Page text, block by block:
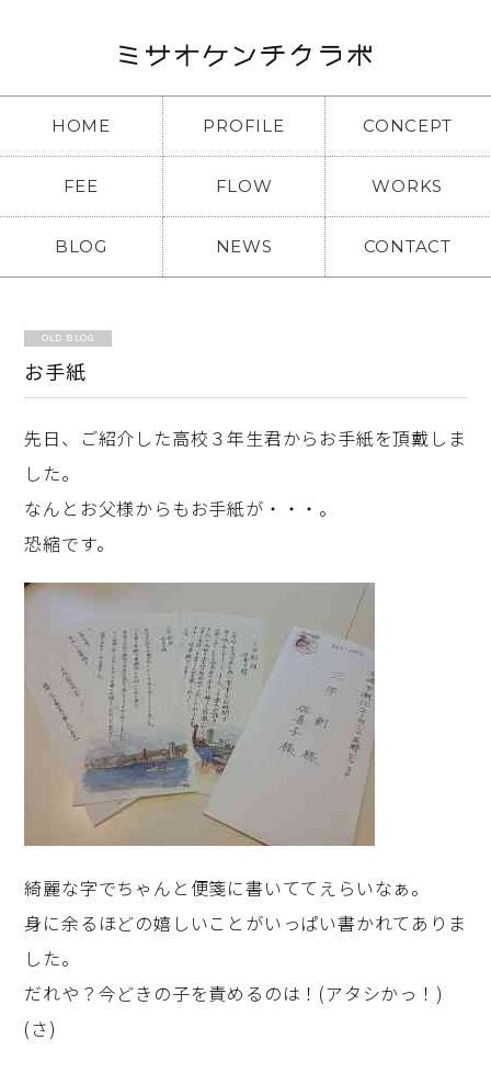
HOME PROFILE CONCEPT
FEE FLOW WORKS
BLOG NEWS CONTACT
OLD BLOG
お手紙
先日、ご紹介した高校３年生君からお手紙を頂戴しま
した。
なんとお父様からもお手紙が・・・。
恐縮です。
綺麗な字でちゃんと便箋に書いててえらいなぁ。
身に余るほどの嬉しいことがいっぱい書かれてありま
した。
だれや？今どきの子を責めるのは！(アタシかっ！)
(さ)